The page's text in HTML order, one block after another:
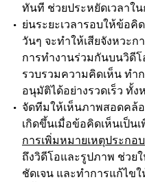
ทันที ช่วยประหยัดเวลาใ
ย่นระยะเวลารอบให้ข้อคิ
วันๆ จะทำให้เสียจังหวะก
การทำงานร่วมกันบนวิดี
รวบรวมความคิดเห็น ทำ
อนุมัติได้อย่างรวดเร็ว ทั้
จัดทีมให้เห็นภาพสอดคล้
เกิดขึ้นเมื่อข้อคิดเห็นเป็น
การเพิ่มหมายเหตุประกอบ
ถึงวิดีโอและรูปภาพ ช่วย
ชัดเจน และทำการแก้ไข